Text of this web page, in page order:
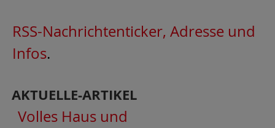
RSS-Nachrichtenticker, Adresse und
Infos.
AKTUELLE-ARTIKEL
Volles Haus und